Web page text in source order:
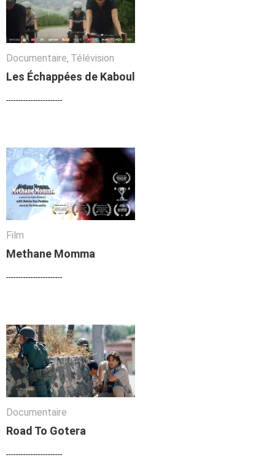
Documentaire, Télévision
Les Échappées de Kaboul
-----------------------
Documentaire Télévision
Les Échappées de Kaboul
-----------------------
Film
Methane Momma
-----------------------
Film
Methane Momma
-----------------------
Documentaire
Road To Gotera
-----------------------
Documentaire
Road To Gotera
-----------------------